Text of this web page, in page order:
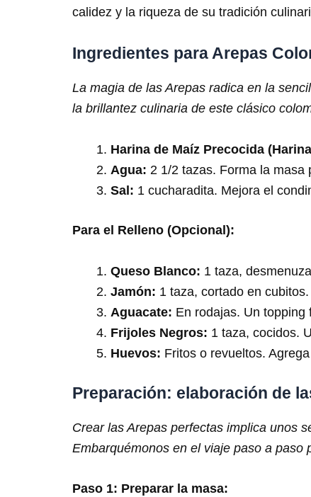
calidez y la riqueza de su tradición
Ingredientes para Arepas
La magia de las Arepas radica en la
la brillantez culinaria de este clásico
Harina de Maíz Precocida
Agua: 2 1/2 tazas. Forma la masa
Sal: 1 cucharadita. Mejora el
Para el Relleno (Opcional):
Queso Blanco: 1 taza,
Jamón: 1 taza, cortado en
Aguacate: En rodajas. Un topping
Frijoles Negros: 1 taza, cocidos.
Huevos: Fritos o revueltos.
Preparación: elaboración de
Crear las Arepas perfectas implica unos
Embarquémonos en el viaje paso a paso
Paso 1: Preparar la masa: